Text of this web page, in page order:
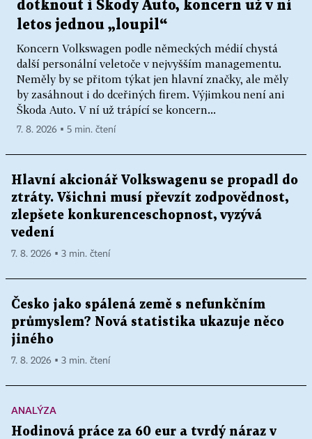
dotknout i Škody Auto, koncern už v ní
letos jednou „loupil“
Koncern Volkswagen podle německých médií chystá
další personální veletoče v nejvyšším managementu.
Neměly by se přitom týkat jen hlavní značky, ale měly
by zasáhnout i do dceřiných firem. Výjimkou není ani
Škoda Auto. V ní už trápící se koncern...
7. 8. 2026 ▪ 5 min. čtení
Hlavní akcionář Volkswagenu se propadl do
ztráty. Všichni musí převzít zodpovědnost,
zlepšete konkurenceschopnost, vyzývá
vedení
7. 8. 2026 ▪ 3 min. čtení
Česko jako spálená země s nefunkčním
průmyslem? Nová statistika ukazuje něco
jiného
7. 8. 2026 ▪ 3 min. čtení
ANALÝZA
Hodinová práce za 60 eur a tvrdý náraz v